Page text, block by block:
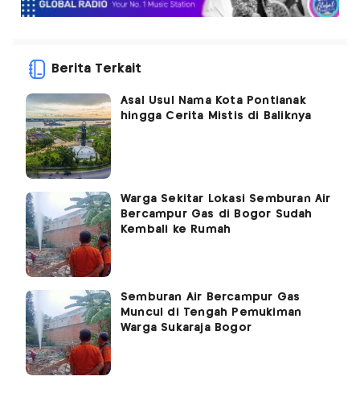
Berita Terkait
Asal Usul Nama Kota Pontianak
hingga Cerita Mistis di Baliknya
Warga Sekitar Lokasi Semburan Air
Bercampur Gas di Bogor Sudah
Kembali ke Rumah
Semburan Air Bercampur Gas
Muncul di Tengah Pemukiman
Warga Sukaraja Bogor